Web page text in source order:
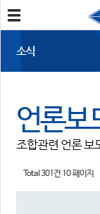
분회소개
소식
공지사항
소식
언론보
조합관련 언론 보
Total 301건 10 페이지